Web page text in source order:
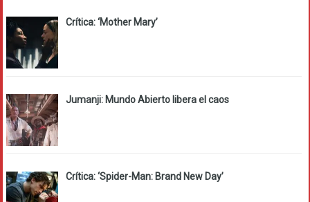
Crítica: ‘Mother Mary’
Jumanji: Mundo Abierto libera el caos
Crítica: ‘Spider-Man: Brand New Day’